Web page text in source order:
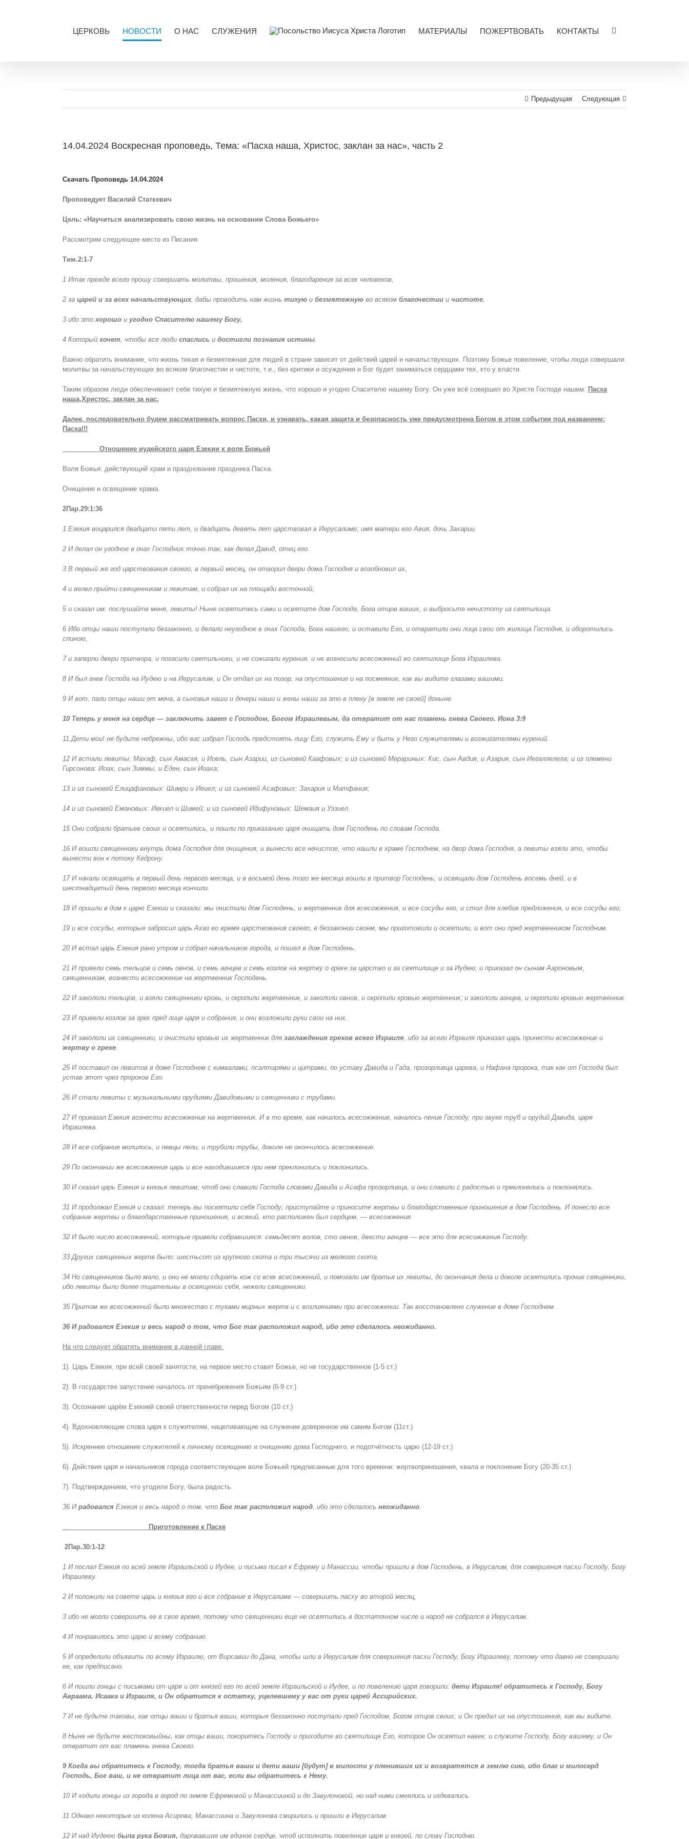
ЦЕРКОВЬ НОВОСТИ О НАС СЛУЖЕНИЯ МАТЕРИАЛЫ ПОЖЕРТВОВАТЬ КОНТАКТЫ
Предыдущая Следующая
14.04.2024 Воскресная проповедь, Тема: «Пасха наша, Христос, заклан за нас», часть 2
Image
Скачать Проповедь 14.04.2024
Проповедует Василий Статкевич
Цель: «Научиться анализировать свою жизнь на основании Слова Божьего»
Рассмотрим следующее место из Писания.
Тим.2:1-7
1 Итак прежде всего прошу совершать молитвы, прошения, моления, благодарения за всех человеков,
2 за царей и за всех начальствующих, дабы проводить нам жизнь тихуюи безмятежнуюво всяком благочестиии чистоте,
3 ибо этохорошои угодно Спасителю нашему Богу,
4 Которыйхочет, чтобы все люди спаслись и достигли познания истины.
Важно обратить внимание, что жизнь тихая и безмятежная для людей в стране зависит от действий царей и начальствующих. Поэтому Божье повеление, чтобы люди совершали
молитвы за начальствующих во всяком благочестии и чистоте, т.е., без критики и осуждения и Бог будет заниматься сердцами тех, кто у власти.
Таким образом люди обеспечивают себе тихую и безмятежную жизнь, что хорошо и угодно Спасителю нашему Богу. Он уже всё совершил во Христе Господе нашем: Пасха
наша,Христос, заклан за нас.
Далее, последовательно будем рассматривать вопрос Пасхи, и узнавать, какая защита и безопасность уже предусмотрена Богом в этом событии под названием:
Пасха!!!
Отношение иудейского царя Езекии к воле Божьей
Воля Божья: действующий храм и празднование праздника Пасха.
Очищение и освящение храма.
2Пар.29:1:36
1 Езекия воцарился двадцати пяти лет, и двадцать девять лет царствовал в Иерусалиме; имя матери его Авия, дочь Захарии.
2 И делал он угодное в очах Господних точно так, как делал Давид, отец его.
3 В первый же год царствования своего, в первый месяц, он отворил двери дома Господня и возобновил их,
4 и велел прийти священникам и левитам, и собрал их на площади восточной,
5 и сказал им: послушайте меня, левиты! Ныне освятитесь сами и освятите дом Господа, Бога отцов ваших, и выбросьте нечистоту из святилища.
6 Ибо отцы наши поступали беззаконно, и делали неугодное в очах Господа, Бога нашего, и оставили Его, и отвратили они лица свои от жилища Господня, и оборотились
спиною,
7 и заперли двери притвора, и погасили светильники, и не сожигали курения, и не возносили всесожжений во святилище Бога Израилева.
8 И был гнев Господа на Иудею и на Иерусалим, и Он отдал их на позор, на опустошение и на посмеяние, как вы видите глазами вашими.
9 И вот, пали отцы наши от меча, а сыновья наши и дочери наши и жены наши за это в плену [в земле не своей] доныне.
10 Теперь у меня на сердце — заключить завет с Господом, Богом Израилевым, да отвратит от нас пламень гнева Своего. Иона 3:9
11 Дети мои! не будьте небрежны, ибо вас избрал Господь предстоять лицу Его, служить Ему и быть у Него служителями и возжигателями курений.
12 И встали левиты: Махаф, сын Амасая, и Иоель, сын Азарии, из сыновей Каафовых; и из сыновей Мерариных: Кис, сын Авдия, и Азария, сын Иегаллелела; и из племени
Гирсонова: Иоах, сын Зиммы, и Еден, сын Иоаха;
13 и из сыновей Елицафановых: Шимри и Иеиел; и из сыновей Асафовых: Захария и Матфания;
14 и из сыновей Емановых: Иехиел и Шимей; и из сыновей Идифуновых: Шемаия и Уззиел.
15 Они собрали братьев своих и освятились, и пошли по приказанию царя очищать дом Господень по словам Господа.
16 И вошли священники внутрь дома Господня для очищения, и вынесли все нечистое, что нашли в храме Господнем, на двор дома Господня, а левиты взяли это, чтобы
вынести вон к потоку Кедрону.
17 И начали освящать в первый день первого месяца, и в восьмой день того же месяца вошли в притвор Господень; и освящали дом Господень восемь дней, и в
шестнадцатый день первого месяца кончили.
18 И пришли в дом к царю Езекии и сказали: мы очистили дом Господень, и жертвенник для всесожжения, и все сосуды его, и стол для хлебов предложения, и все сосуды его;
19 и все сосуды, которые забросил царь Ахаз во время царствования своего, в беззаконии своем, мы приготовили и освятили, и вот они пред жертвенником Господним.
20 И встал царь Езекия рано утром и собрал начальников города, и пошел в дом Господень.
21 И привели семь тельцов и семь овнов, и семь агнцев и семь козлов на жертву о грехе за царство и за святилище и за Иудею; и приказал он сынам Аароновым,
священникам, вознести всесожжение на жертвенник Господень.
22 И закололи тельцов, и взяли священники кровь, и окропили жертвенник, и закололи овнов, и окропили кровью жертвенник; и закололи агнцев, и окропили кровью жертвенник.
23 И привели козлов за грех пред лице царя и собрания, и они возложили руки свои на них.
24 И закололи их священники, и очистили кровью их жертвенник для заглаждения грехов всего Израиля, ибо за всего Израиля приказал царь принести всесожжение и
жертву о грехе.
25 И поставил он левитов в доме Господнем с кимвалами, псалтирями и цитрами, по уставу Давида и Гада, прозорливца царева, и Нафана пророка, так как от Господа был
устав этот чрез пророков Его.
26 И стали левиты с музыкальными орудиями Давидовыми и священники с трубами.
27 И приказал Езекия вознести всесожжение на жертвенник. И в то время, как началось всесожжение, началось пение Господу, при звуке труб и орудий Давида, царя
Израилева.
28 И все собрание молилось, и певцы пели, и трубили трубы, доколе не окончилось всесожжение.
29 По окончании же всесожжения царь и все находившиеся при нем преклонились и поклонились.
30 И сказал царь Езекия и князья левитам, чтоб они славили Господа словами Давида и Асафа прозорливца, и они славили с радостью и преклонялись и поклонялись.
31 И продолжал Езекия и сказал: теперь вы посвятили себя Господу; приступайте и приносите жертвы и благодарственные приношения в дом Господень. И понесло все
собрание жертвы и благодарственные приношения, и всякий, кто расположен был сердцем, — всесожжения.
32 И было число всесожжений, которые привели собравшиеся: семьдесят волов, сто овнов, двести агнцев — все это для всесожжения Господу.
33 Других священных жертв было: шестьсот из крупного скота и три тысячи из мелкого скота.
34 Но священников было мало, и они не могли сдирать кож со всех всесожжений, и помогали им братья их левиты, до окончания дела и доколе освятились прочие священники,
ибо левиты были более тщательны в освящении себя, нежели священники.
35 Притом же всесожжений было множество с туками мирных жертв и с возлияниями при всесожжении. Так восстановлено служение в доме Господнем.
36 И радовался Езекия и весь народ о том, что Бог так расположил народ, ибо это сделалось неожиданно.
На что следует обратить внимание в данной главе.
1). Царь Езекия, при всей своей занятости, на первое место ставит Божье, но не государственное (1-5 ст.)
2). В государстве запустение началось от пренебрежения Божьим (6-9 ст.)
3). Осознание царём Езекией своей ответственности перед Богом (10 ст.)
4). Вдохновляющие слова царя к служителям, нацеливающие на служение доверенное им самим Богом (11ст.)
5). Искреннее отношение служителей к личному освящению и очищению дома Господнего, и подотчётность царю (12-19 ст.)
6). Действия царя и начальников города соответствующие воле Божьей предписанные для того времени: жертвоприношения, хвала и поклонение Богу (20-35 ст.)
7). Подтверждением, что угодили Богу, была радость.
36 И радовалсяЕзекия и весь народ о том, что Бог так расположил народ, ибо это сделалось неожиданно.
Приготовление к Пасхе
2Пар.30:1-12
1 И послал Езекия по всей земле Израильской и Иудее, и письма писал к Ефрему и Манассии, чтобы пришли в дом Господень, в Иерусалим, для совершения пасхи Господу, Богу
Израилеву.
2 И положили на совете царь и князья его и все собрание в Иерусалиме — совершить пасху во второй месяц,
3 ибо не могли совершить ее в свое время, потому что священники еще не освятились в достаточном числе и народ не собрался в Иерусалим.
4 И понравилось это царю и всему собранию.
5 И определили объявить по всему Израилю, от Вирсавии до Дана, чтобы шли в Иерусалим для совершения пасхи Господу, Богу Израилеву, потому что давно не совершали
ее, как предписано.
6 И пошли гонцы с письмами от царя и от князей его по всей земле Израильской и Иудее, и по повелению царя говорили: дети Израиля! обратитесь к Господу, Богу
Авраама, Исаака и Израиля, и Он обратится к остатку, уцелевшему у вас от руки царей Ассирийских.
7 И не будьте таковы, как отцы ваши и братья ваши, которые беззаконно поступали пред Господом, Богом отцов своих; и Он предал их на опустошение, как вы видите.
8 Ныне не будьте жестоковыйны, как отцы ваши, покоритесь Господу и приходите во святилище Его, которое Он освятил навек; и служите Господу, Богу вашему, и Он
отвратит от вас пламень гнева Своего.
9 Когда вы обратитесь к Господу, тогда братья ваши и дети ваши [будут] в милости у пленивших их и возвратятся в землю сию, ибо благ и милосерд
Господь, Бог ваш, и не отвратит лица от вас, если вы обратитесь к Нему.
10 И ходили гонцы из города в город по земле Ефремовой и Манассииной и до Завулоновой, но над ними смеялись и издевались.
11 Однако некоторые из колена Асирова, Манассиина и Завулонова смирились и пришли в Иерусалим.
12 И над Иудеею была рука Божия, даровавшая им единое сердце, чтоб исполнить повеление царя и князей, по слову Господню.